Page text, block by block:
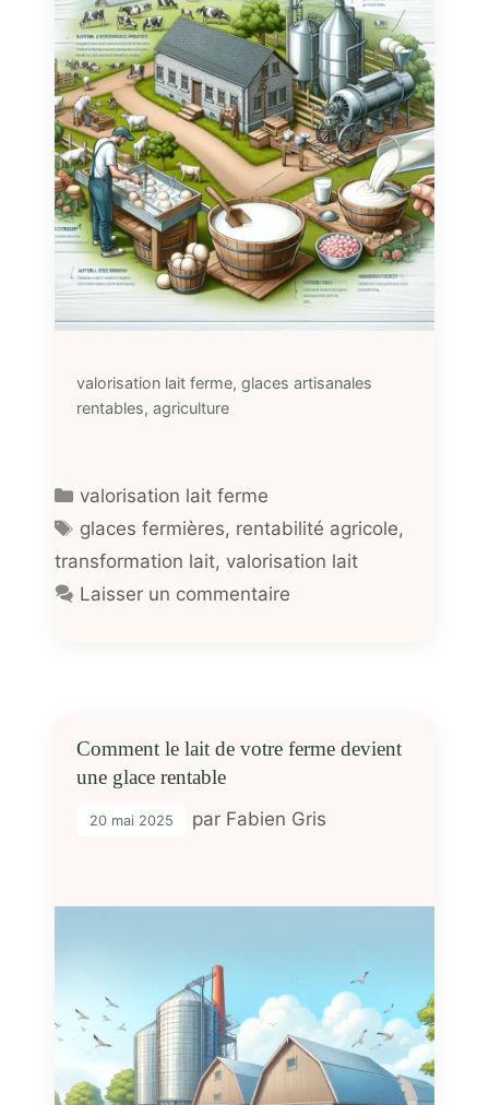
valorisation lait ferme, glaces artisanales
rentables, agriculture
Catégories
valorisation lait ferme
Étiquettes
glaces fermières, rentabilité agricole,
transformation lait, valorisation lait
Laisser un commentaire
Comment le lait de votre ferme devient
une glace rentable
20 mai 2025 par Fabien Gris